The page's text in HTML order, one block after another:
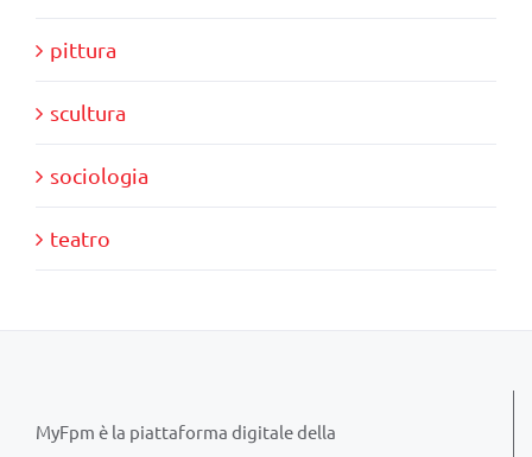
pittura
scultura
sociologia
teatro
MyFpm è la piattaforma digitale della